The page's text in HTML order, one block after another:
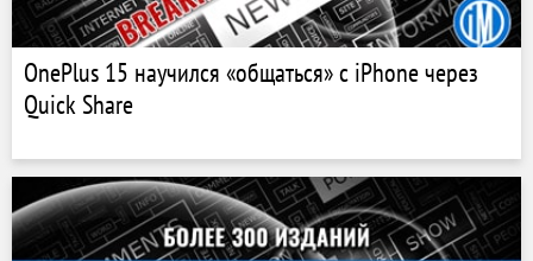
OnePlus 15 научился «общаться» с iPhone через
Quick Share